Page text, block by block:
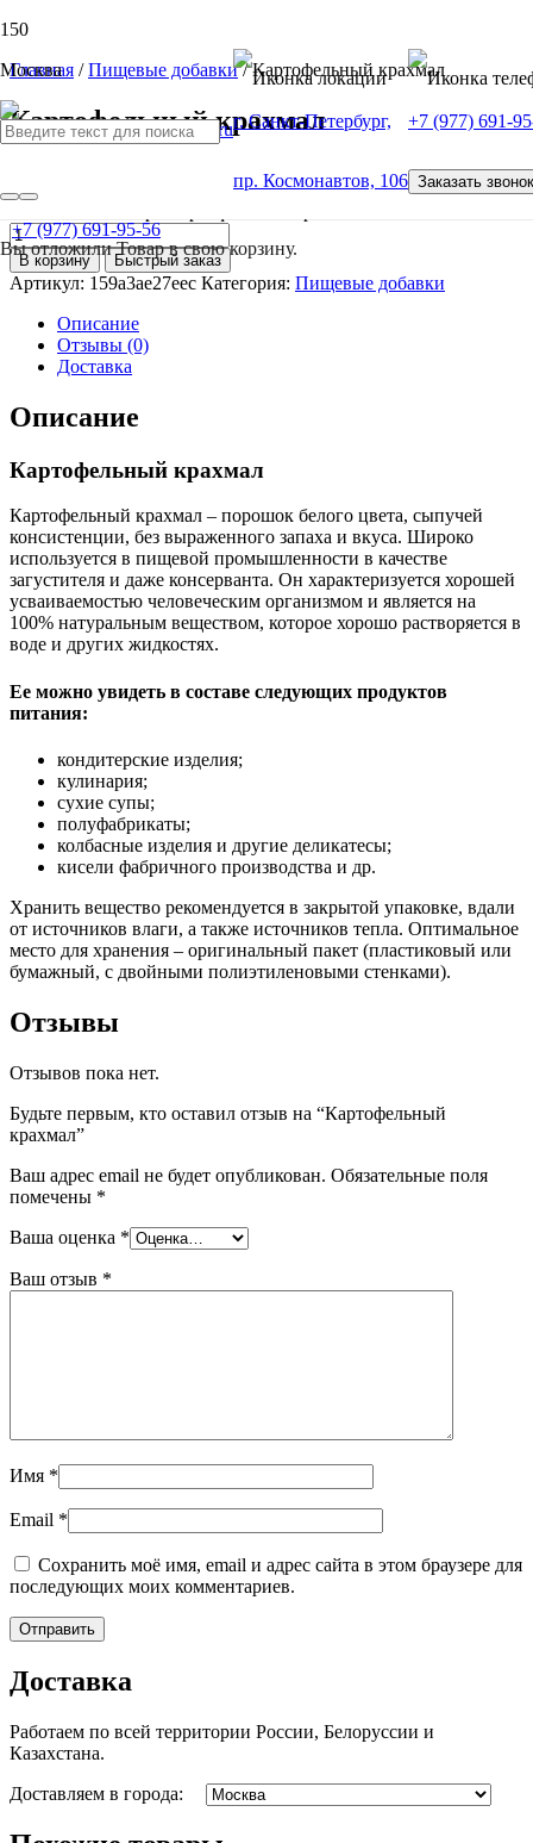
Москва
г. Санкт-Петербург,
пр. Космонавтов, 106
+7 (977) 691-
Заказать звонок
Вы отложилиТоварв свою корзину.
+7 (977) 691-95-56
Главная /Пищевые добавки/ Картофельный крахмал
Картофельный крахмал
В корзину Быстрый заказ
Артикул: 159a3ae27eec Категория: Пищевые добавки
Описание
Отзывы (0)
Доставка
Описание
Картофельный крахмал
Картофельный крахмал – порошок белого цвета, сыпучей
консистенции, без выраженного запаха и вкуса. Широко
используется в пищевой промышленности в качестве
загустителя и даже консерванта. Он характеризуется хорошей
усваиваемостью человеческим организмом и является на
100% натуральным веществом, которое хорошо растворяется в
воде и других жидкостях.
Ее можно увидеть в составе следующих продуктов
питания:
кондитерские изделия;
кулинария;
сухие супы;
полуфабрикаты;
колбасные изделия и другие деликатесы;
кисели фабричного производства и др.
Хранить вещество рекомендуется в закрытой упаковке, вдали
от источников влаги, а также источников тепла. Оптимальное
место для хранения – оригинальный пакет (пластиковый или
бумажный, с двойными полиэтиленовыми стенками).
Отзывы
Отзывов пока нет.
Будьте первым, кто оставил отзыв на “Картофельный
крахмал”
Ваш адрес email не будет опубликован. Обязательные поля
помечены *
Ваша оценка *
Ваш отзыв *
Имя *
Email *
Сохранить моё имя, email и адрес сайта в этом браузере для
последующих моих комментариев.
Доставка
Работаем по всей территории России, Белоруссии и
Казахстана.
Доставляем в города: